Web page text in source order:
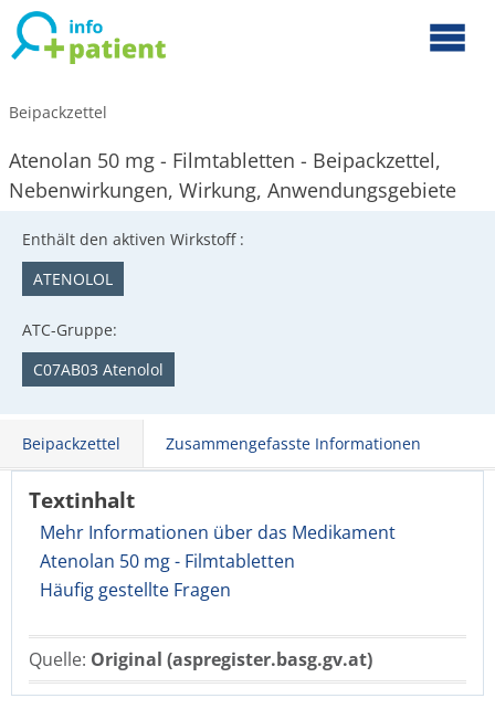
Beipackzettel
Atenolan 50 mg - Filmtabletten - Beipackzettel,
Nebenwirkungen, Wirkung, Anwendungsgebiete
Enthält den aktiven Wirkstoff :
ATENOLOL
ATC-Gruppe:
C07AB03 Atenolol
Beipackzettel Zusammengefasste Informationen
Textinhalt
Mehr Informationen über das Medikament
Atenolan 50 mg - Filmtabletten
Häufig gestellte Fragen
Quelle: Original (aspregister.basg.gv.at)